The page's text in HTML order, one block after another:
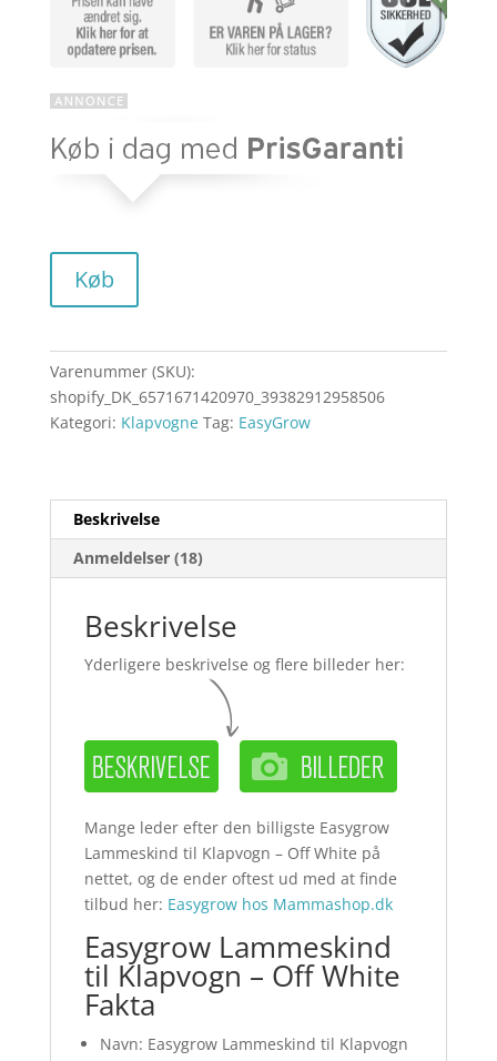
kr.
Køb
Varenummer (SKU):
shopify_DK_6571671420970_39382912958506
Kategori: Klapvogne Tag: EasyGrow
Beskrivelse
Anmeldelser (18)
Beskrivelse
Yderligere beskrivelse og flere billeder her:
Mange leder efter den billigste Easygrow
Lammeskind til Klapvogn – Off White på
nettet, og de ender oftest ud med at finde
tilbud her: Easygrow hos Mammashop.dk
Easygrow Lammeskind
til Klapvogn – Off White
Fakta
Navn: Easygrow Lammeskind til Klapvogn